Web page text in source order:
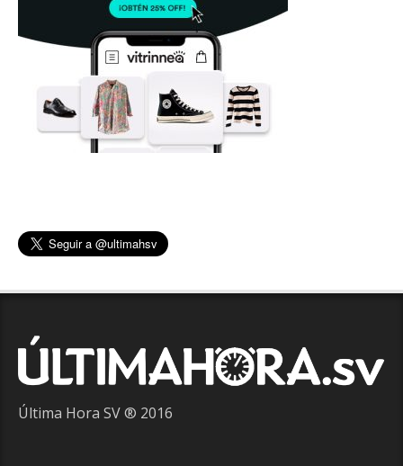
Última Hora SV ® 2016